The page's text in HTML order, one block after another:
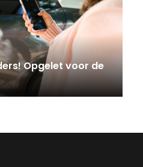
Opgelet voor de